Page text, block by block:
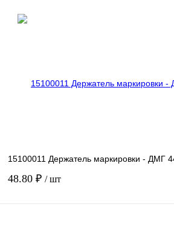
15100011 Держатель маркировки - ДМГ
48.80 ₽ / шт